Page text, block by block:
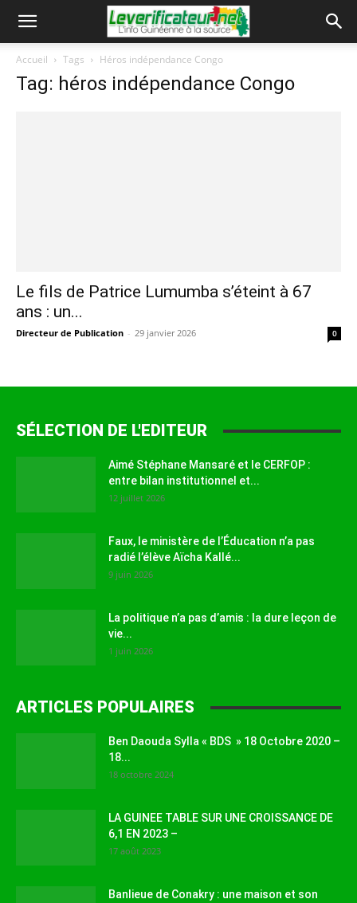
Accueil Tags Héros indépendance Congo
Tag: héros indépendance Congo
Le fils de Patrice Lumumba s’éteint à 67
ans : un...
Directeur de Publication - 29 janvier 2026 0
SÉLECTION DE L'EDITEUR
Aimé Stéphane Mansaré et le CERFOP :
entre bilan institutionnel et...
12 juillet 2026
Faux, le ministère de l’Éducation n’a pas
radié l’élève Aïcha Kallé...
9 juin 2026
La politique n’a pas d’amis : la dure leçon de
vie...
1 juin 2026
ARTICLES POPULAIRES
Ben Daouda Sylla « BDS » 18 Octobre 2020 –
18...
18 octobre 2024
LA GUINEE TABLE SUR UNE CROISSANCE DE
6,1 EN 2023 –
17 août 2023
Banlieue de Conakry : une maison et son